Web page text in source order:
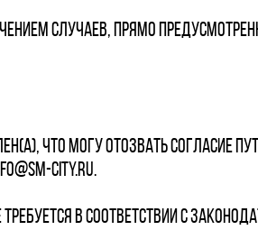
случаев, прямо
что могу отозвать согласие
city.ru.
в соответствии с